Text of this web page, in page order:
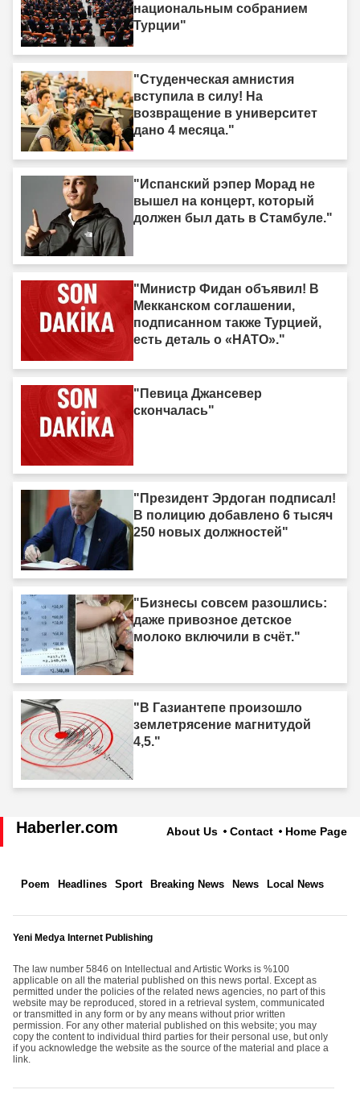
национальным собранием
Турции"
"Студенческая амнистия
вступила в силу! На
возвращение в университет
дано 4 месяца."
"Испанский рэпер Морад не
вышел на концерт, который
должен был дать в Стамбуле."
"Министр Фидан объявил! В
Мекканском соглашении,
подписанном также Турцией,
есть деталь о «НАТО»."
"Певица Джансевер
скончалась"
"Президент Эрдоган подписал!
В полицию добавлено 6 тысяч
250 новых должностей"
"Бизнесы совсем разошлись:
даже привозное детское
молоко включили в счёт."
"В Газиантепе произошло
землетрясение магнитудой
4,5."
Haberler.com About Us Contact Home Page
Poem Headlines Sport Breaking News News Local News
Yeni Medya Internet Publishing
The law number 5846 on Intellectual and Artistic Works is %100
applicable on all the material published on this news portal. Except as
permitted under the policies of the related news agencies, no part of this
website may be reproduced, stored in a retrieval system, communicated
or transmitted in any form or by any means without prior written
permission. For any other material published on this website; you may
copy the content to individual third parties for their personal use, but only
if you acknowledge the website as the source of the material and place a
link.